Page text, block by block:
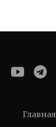
Главная